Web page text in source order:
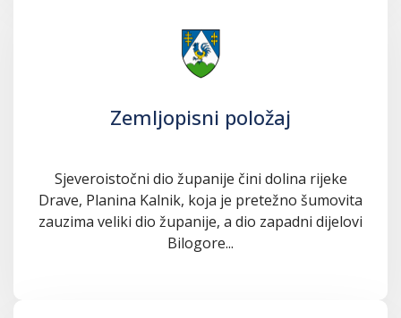
Zemljopisni položaj
Sjeveroistočni dio županije čini dolina rijeke
Drave, Planina Kalnik, koja je pretežno šumovita
zauzima veliki dio županije, a dio zapadni dijelovi
Bilogore...